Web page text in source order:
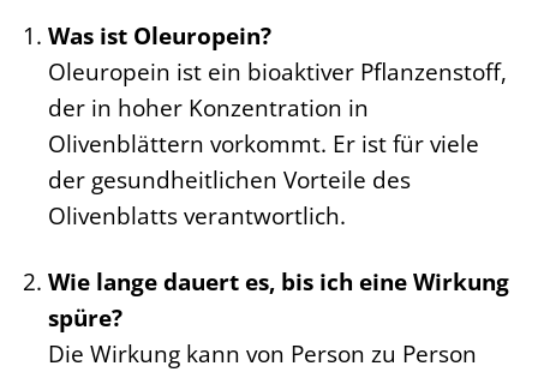
Was ist Oleuropein?
Oleuropein ist ein bioaktiver Pflanzenstoff,
der in hoher Konzentration in
Olivenblättern vorkommt. Er ist für viele
der gesundheitlichen Vorteile des
Olivenblatts verantwortlich.
Wie lange dauert es, bis ich eine Wirkung
spüre?
Die Wirkung kann von Person zu Person